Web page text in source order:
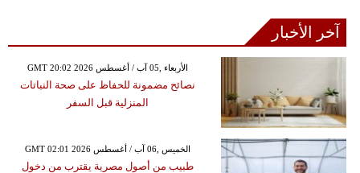
آخر الأخبار
GMT 20:02 2026 الأربعاء ,05 آب / أغسطس
نصائح مضمونة للحفاظ على صحة النباتات
المنزلية قبل السفر
GMT 02:01 2026 الخميس ,06 آب / أغسطس
طبيب من أصول مصرية يقترب من دخول